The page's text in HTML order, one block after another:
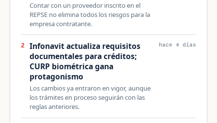
Contar con un proveedor inscrito en el
REPSE no elimina todos los riesgos para la
empresa contratante.
2
Infonavit actualiza requisitos
documentales para créditos;
CURP biométrica gana
protagonismo
Los cambios ya entraron en vigor, aunque
los trámites en proceso seguirán con las
reglas anteriores.
hace 4 días